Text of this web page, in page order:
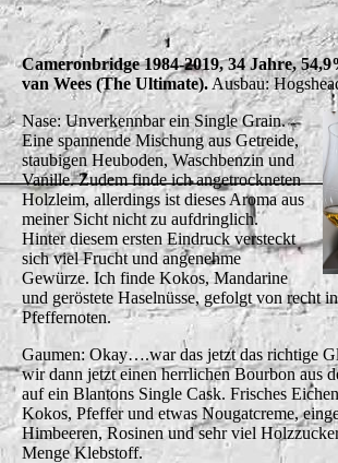
Cameronbridge 1984-2019, 34 Jahre,
van Wees (The Ultimate).Ausbau:
Nase: Unverkennbar ein Single Grain.
Eine spannende Mischung aus Getreide,
staubigen Heuboden, Waschbenzin und
Vanille. Zudem finde ich angetrockneten
Holzleim, allerdings ist dieses Aroma aus
meiner Sicht nicht zu aufdringlich.
Hinter diesem ersten Eindruck versteckt
sich viel Frucht und angenehme
Gewürze. Ich finde Kokos, Mandarine
und geröstete Haselnüsse, gefolgt von recht
Pfeffernoten.
Gaumen: Okay….war das jetzt das richtige
wir dann jetzt einen herrlichen Bourbon aus
auf ein Blantons Single Cask. Frisches
Kokos, Pfeffer und etwas Nougatcreme,
Himbeeren, Rosinen und sehr viel
Menge Klebstoff.